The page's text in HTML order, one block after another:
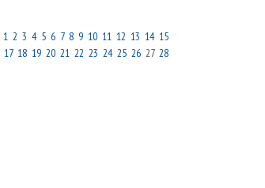
1 2 3 4 5 6 7 8 9 10 11 12 13 14 15
17 18 19 20 21 22 23 24 25 2627 28